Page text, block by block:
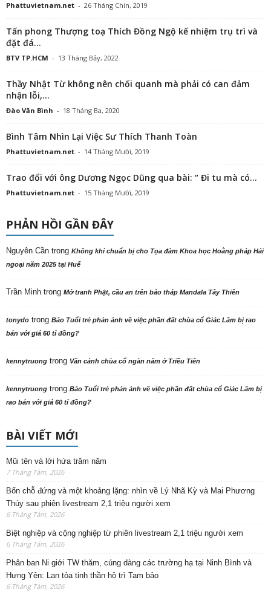
Phattuvietnam.net - 26 Tháng Chín, 2019
Tấn phong Thượng toạ Thích Đồng Ngộ kế nhiệm trụ trì và
đặt đá...
BTV TP.HCM - 13 Tháng Bảy, 2022
Thầy Nhật Từ không nên chối quanh mà phải có can đảm
nhận lỗi,...
Đào Văn Bình - 18 Tháng Ba, 2020
Bình Tâm Nhìn Lại Việc Sư Thích Thanh Toàn
Phattuvietnam.net - 14 Tháng Mười, 2019
Trao đổi với ông Dương Ngọc Dũng qua bài: “ Đi tu mà có...
Phattuvietnam.net - 15 Tháng Mười, 2019
PHẢN HỒI GẦN ĐÂY
Nguyên Cần trong Không khí chuẩn bị cho Tọa đàm Khoa học Hoằng pháp Hải
ngoại năm 2025 tại Huế
Trần Minh trong Mở tranh Phật, cầu an trên bảo tháp Mandala Tây Thiên
tonydo trong Báo Tuổi trẻ phản ảnh về việc phần đất chùa cổ Giác Lâm bị rao
bán với giá 60 tỉ đồng?
kennytruong trong Vãn cảnh chùa cổ ngàn năm ở Triều Tiên
kennytruong trong Báo Tuổi trẻ phản ảnh về việc phần đất chùa cổ Giác Lâm bị
rao bán với giá 60 tỉ đồng?
BÀI VIẾT MỚI
Mũi tên và lời hứa trăm năm
7 Tháng Tám, 2026
Bốn chỗ đứng và một khoảng lặng: nhìn về Lý Nhã Kỳ và Mai Phương
Thúy sau phiên livestream 2,1 triệu người xem
6 Tháng Tám, 2026
Biệt nghiệp và cộng nghiệp từ phiên livestream 2,1 triệu người xem
6 Tháng Tám, 2026
Phân ban Ni giới TW thăm, cúng dàng các trường hạ tại Ninh Bình và
Hưng Yên: Lan tỏa tinh thần hộ trì Tam bảo
6 Tháng Tám, 2026